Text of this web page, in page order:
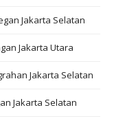
Jakarta Selatan
Jakarta Utara
Jakarta Selatan
Jakarta Selatan